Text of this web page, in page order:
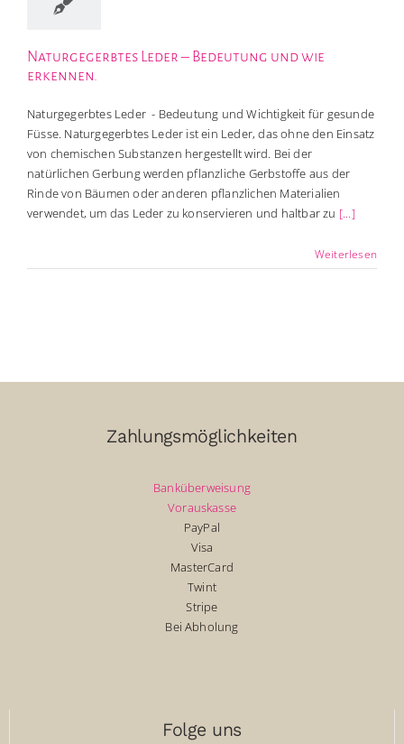
Naturgegerbtes Leder – Bedeutung und wie
erkennen.
Naturgegerbtes Leder - Bedeutung und Wichtigkeit für gesunde
Füsse. Naturgegerbtes Leder ist ein Leder, das ohne den Einsatz
von chemischen Substanzen hergestellt wird. Bei der
natürlichen Gerbung werden pflanzliche Gerbstoffe aus der
Rinde von Bäumen oder anderen pflanzlichen Materialien
verwendet, um das Leder zu konservieren und haltbar zu [...]
Weiterlesen
Zahlungsmöglichkeiten
Banküberweisung
Vorauskasse
PayPal
Visa
MasterCard
Twint
Stripe
Bei Abholung
Folge uns